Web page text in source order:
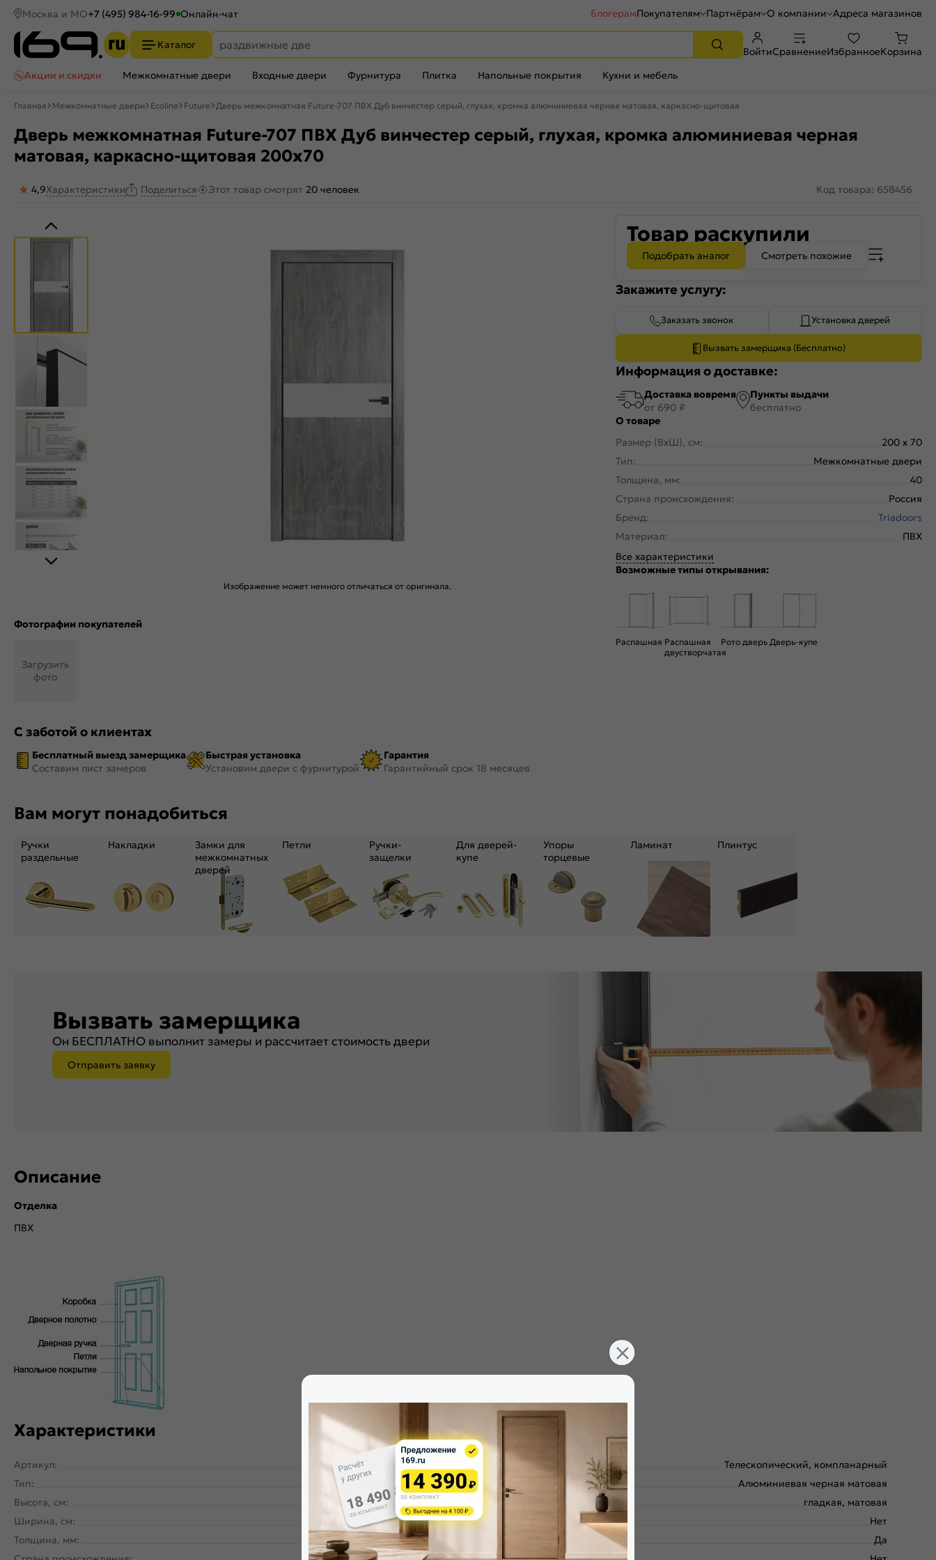
Москва и МО+7 (495) 984-16-99 Онлайн-чат БлогерамПокупателям Партнёрам О компании Адреса магазинов
Каталог
ВойтиСравнениеИзбранноеКорзина
Акции и скидки
Межкомнатные двери Входные двери Фурнитура Плитка Напольные покрытия Кухни и мебель
Главная Межкомнатные двери Ecoline Future Дверь межкомнатная Future-707 ПВХ Дуб винчестер серый, глухая, кромка алюминиевая черная матовая, каркасно-щитовая
Дверь межкомнатная Future-707 ПВХ Дуб винчестер серый, глухая, кромка алюминиевая черная
матовая, каркасно-щитовая 200x70
4,9Характеристики Поделиться Этот товар смотрят 20 человек Код товара: 658456
Изображение может немного отличаться от оригинала.
Фотографии покупателей
Загрузить
фото
С заботой о клиентах
Бесплатный выезд замерщика
Составим лист замеров
Быстрая установка
Установим двери с фурнитурой
Гарантия
Гарантийный срок 18 месяцев
Товар раскупили
Подобрать аналог Смотреть похожие
Закажите услугу:
Заказать звонок Установка дверей
Вызвать замерщика (Бесплатно)
Информация о доставке:
Доставка вовремя
от 690 ₽
Пункты выдачи
бесплатно
О товаре
Размер (ВхШ), см:
200 x 70
Тип:
Межкомнатные двери
Толщина, мм:
40
Страна происхождения:
Россия
Бренд:
Triadoors
Материал:
ПВХ
Все характеристики
Возможные типы открывания:
Распашная Распашная
двустворчатая
Рото дверь Дверь-купе
Вам могут понадобиться
Ручки
раздельные
Накладки
Замки для
межкомнатных
дверей
Петли
Ручки-
защелки
Для дверей-
купе
Упоры
торцевые
Ламинат Плинтус
Вызвать замерщика
Он БЕСПЛАТНО выполнит замеры и рассчитает стоимость двери
Отправить заявку
Описание
Отделка
ПВХ
Характеристики
Артикул:
FD7071361
Тип:
Межкомнатные двери
Высота, см:
200
Ширина, см:
70
Толщина, мм:
40
Тип погонажных изделий:
Телескопический, компланарный
Кромка:
Алюминиевая черная матовая
Поверхность:
гладкая, матовая
Возможность покраски:
Нет
Для влажных помещений:
Да